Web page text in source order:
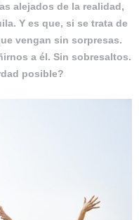
alejados de la realidad,
Y es que, si se trata de
vengan sin sorpresas.
a él. Sin sobresaltos.
posible?